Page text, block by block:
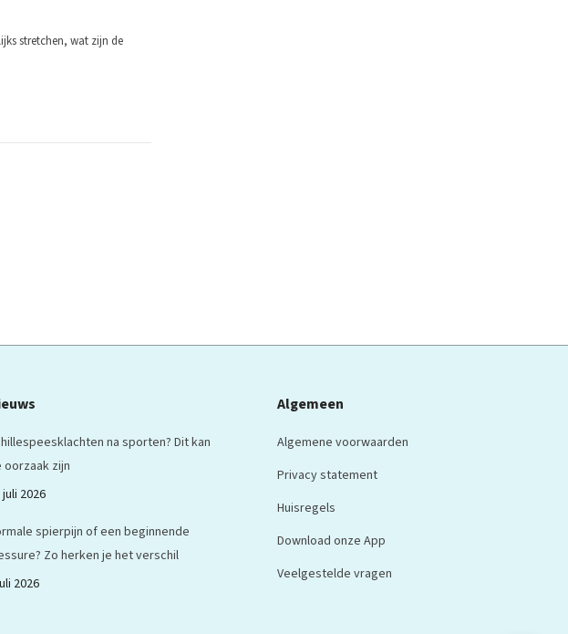
stretchen, wat zijn de
na sporten? Dit kan
oorzaak zijn
2026
spierpijn of een beginnende
Zo herken je het verschil
2026
Algemeen
Algemene voorwaarden
Privacy statement
Huisregels
Download onze App
Veelgestelde vragen